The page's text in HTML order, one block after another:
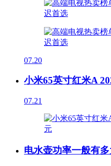
07.20
小米65英寸红米A
07.21
电水壶功率一般有